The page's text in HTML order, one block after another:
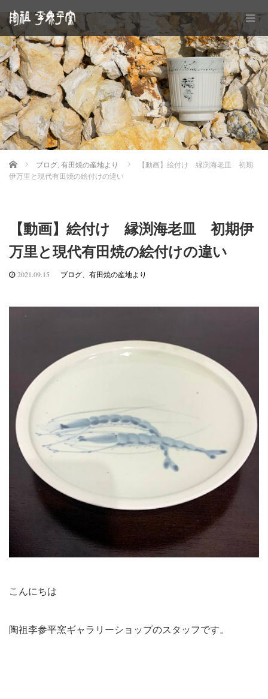
Home ブログ 有田焼の産地より
【動画】絵付け 縁渕海老皿 初期
伊万里と現代有田焼の絵付けの違い
【動画】絵付け 縁渕海老皿 初期伊
万里と現代有田焼の絵付けの違い
2021.09.15 ブログ 有田焼の産地より
こんにちは
陶祖李参平窯ギャラリーショップのスタッフです。